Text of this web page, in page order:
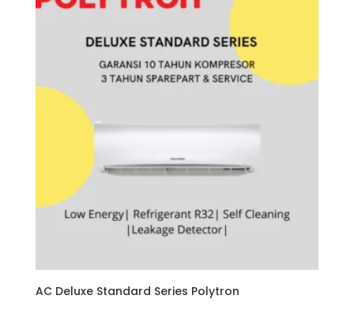
AC Deluxe Standard Series Polytron